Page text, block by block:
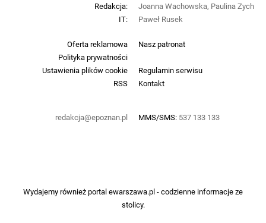
Oferta reklamowa
Nasz patronat
Polityka prywatności
Ustawienia plików cookie
Regulamin serwisu
RSS
Kontakt
redakcja@epoznan.pl MMS/SMS: 537 133 133
Redakcja:
Joanna Wachowska, Paulina Zych
IT:
Paweł Rusek
Wydajemy również portalewarszawa.pl- codzienne informacje ze
stolicy.